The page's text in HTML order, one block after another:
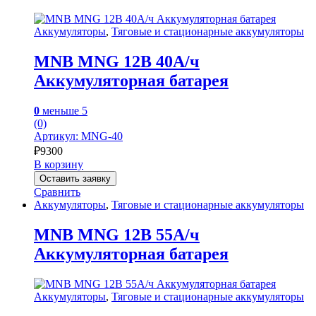
Аккумуляторы, Тяговые и стационарные аккумуляторы
MNB MNG 12В 40А/ч
Аккумуляторная батарея
0 меньше 5
(0)
Артикул: MNG-40
₽9300
В корзину
Оставить заявку
Сравнить
Аккумуляторы, Тяговые и стационарные аккумуляторы
MNB MNG 12В 55А/ч
Аккумуляторная батарея
Аккумуляторы, Тяговые и стационарные аккумуляторы